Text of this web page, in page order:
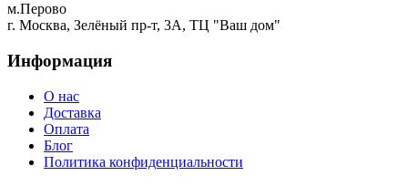
м.Перово
г. Москва, Зелёный пр-т, 3А, ТЦ "Ваш дом"
Информация
О нас
Доставка
Оплата
Блог
Политика конфиденциальности